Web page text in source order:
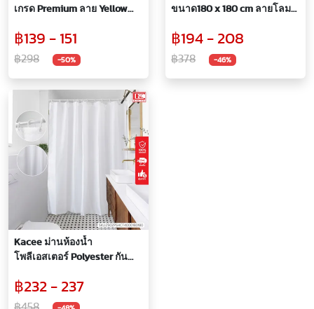
เกรด Premium ลาย Yellow
ห่วง
฿139 - 151
฿298 -50%
ขนาด180 x 180 cm ลายโลมา
฿194 - 208
฿378 -46%
Kacee ม่านห้องน้ำ
โพลีเอสเตอร์ Polyester กันน้ำ
180x200 ซม.
฿232 - 237
฿458